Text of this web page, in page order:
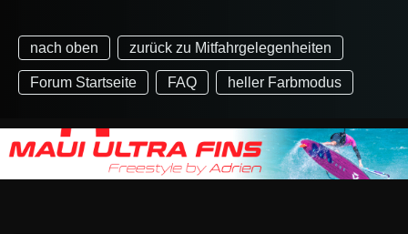
nach oben zurück zu Mitfahrgelegenheiten
Forum Startseite FAQ heller Farbmodus